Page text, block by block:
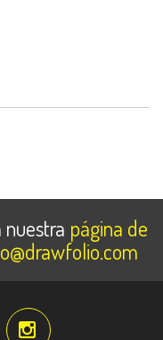
nuestra página de